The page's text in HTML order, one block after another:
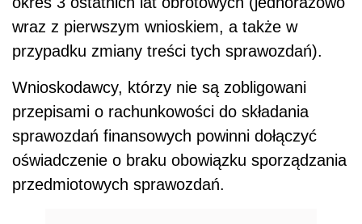
wraz z pierwszym wnioskiem, a także w
przypadku zmiany treści tych sprawozdań).
Wnioskodawcy, którzy nie są zobligowani
przepisami o rachunkowości do składania
sprawozdań finansowych powinni dołączyć
oświadczenie o braku obowiązku sporządzania
przedmiotowych sprawozdań.